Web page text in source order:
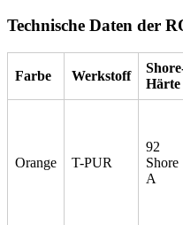
Technische Daten der
Farbe Werkstoff
Härte
Orange T-PUR
92
Shore
A